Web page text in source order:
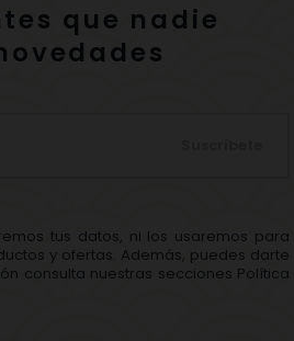
que nadie
tus datos, ni los usaremos para
y ofertas. Además, puedes darte
consulta nuestras secciones Política